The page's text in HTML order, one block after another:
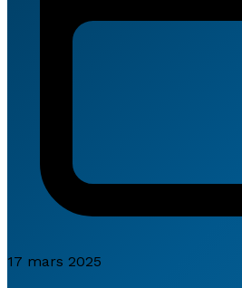
17 mars 2025